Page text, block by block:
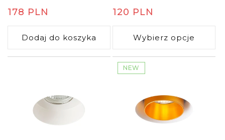
ściennych. Montaż możliwy
Cena
regularna
178 PLN
Dodaj do koszyka
przeznaczona na źródła
Cena
regularna
120 PLN
Wybierz opcje
NEW